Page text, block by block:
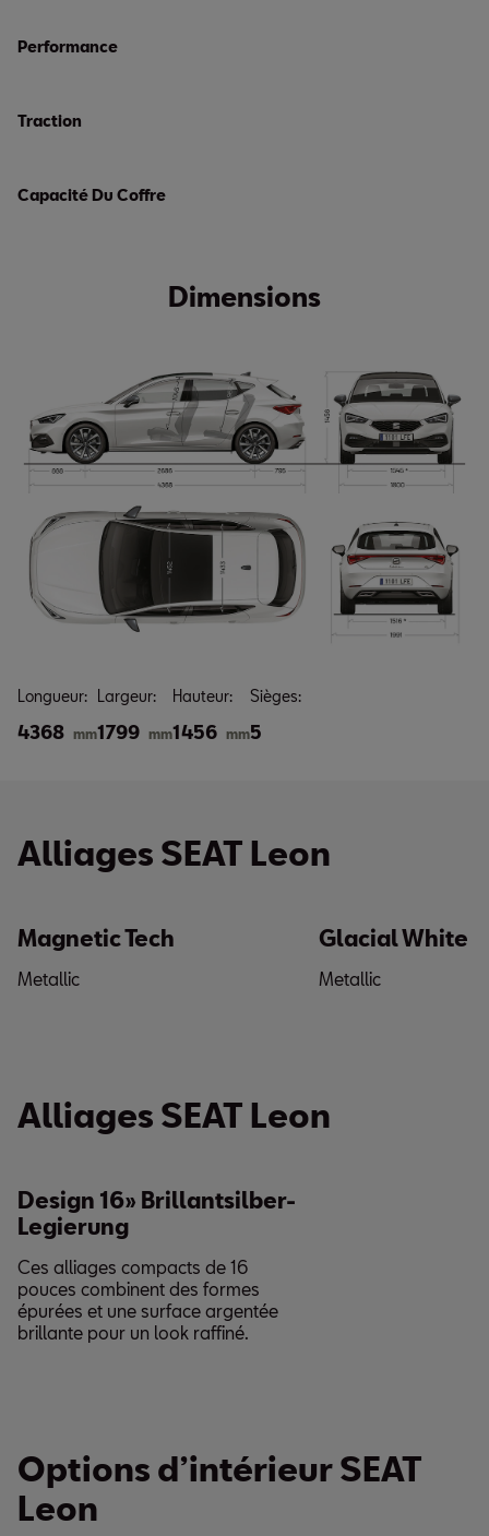
Performance
Traction
Capacité Du Coffre
Dimensions
Longueur:
4368 mm
Largeur:
1799 mm
Hauteur:
1456 mm
Sièges:
5
Alliages SEAT Leon
Magnetic Tech
Metallic
Glacial White
Metallic
Alliages SEAT Leon
Design 16» Brillantsilber-
Legierung
Ces alliages compacts de 16
pouces combinent des formes
épurées et une surface argentée
brillante pour un look raffiné.
Options d’intérieur SEAT
Leon